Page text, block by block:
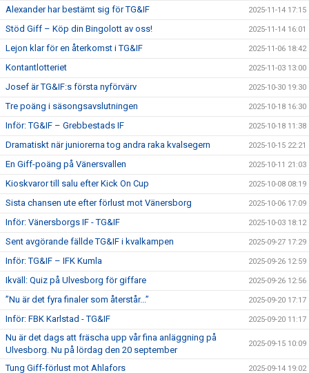
Alexander har bestämt sig för TG&IF 2025-11-14 17:15
Stöd Giff – Köp din Bingolott av oss! 2025-11-14 16:01
Lejon klar för en återkomst i TG&IF 2025-11-06 18:42
Kontantlotteriet 2025-11-03 13:00
Josef är TG&IF:s första nyförvärv 2025-10-30 19:30
Tre poäng i säsongsavslutningen 2025-10-18 16:30
Inför: TG&IF – Grebbestads IF 2025-10-18 11:38
Dramatiskt när juniorerna tog andra raka kvalsegern 2025-10-15 22:21
En Giff-poäng på Vänersvallen 2025-10-11 21:03
Kioskvaror till salu efter Kick On Cup 2025-10-08 08:19
Sista chansen ute efter förlust mot Vänersborg 2025-10-06 17:09
Inför: Vänersborgs IF - TG&IF 2025-10-03 18:12
Sent avgörande fällde TG&IF i kvalkampen 2025-09-27 17:29
Inför: TG&IF – IFK Kumla 2025-09-26 12:59
Ikväll: Quiz på Ulvesborg för giffare 2025-09-26 12:56
”Nu är det fyra finaler som återstår...” 2025-09-20 17:17
Inför: FBK Karlstad - TG&IF 2025-09-20 11:17
Nu är det dags att fräscha upp vår fina anläggning på
Ulvesborg. Nu på lördag den 20 september
2025-09-15 10:09
Tung Giff-förlust mot Ahlafors 2025-09-14 19:02